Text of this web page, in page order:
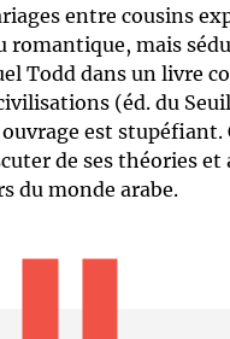
L'équipe
entre cousins
romantique, mais
Todd dans un livre
(éd. du
est stupéfiant.
de ses théories
du monde arabe.